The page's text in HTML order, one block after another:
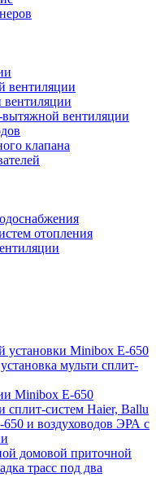
вентиляции
вентиляции
клапана
отопления
установки Minibox E-650
мульти сплит-
Minibox E-650
сплит-систем Haier, Ballu
и воздуховодов ЭРА с
домовой приточной
трасс под два